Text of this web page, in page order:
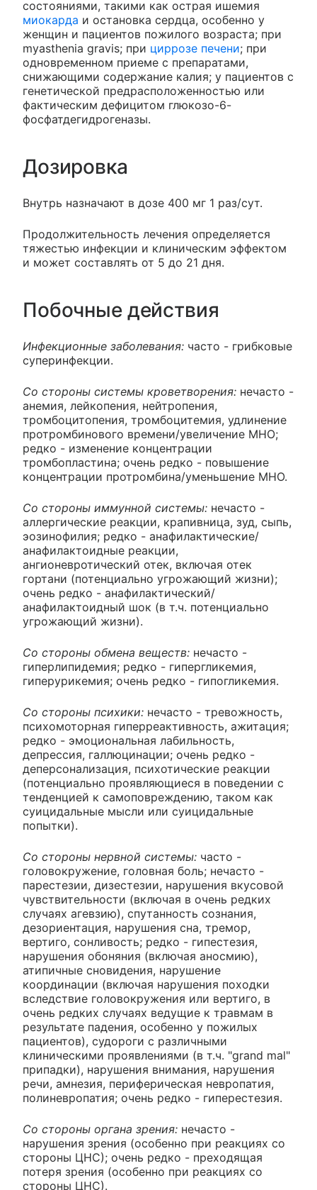
состояниями, такими как острая ишемия
миокарда и остановка сердца, особенно у
женщин и пациентов пожилого возраста; при
myasthenia gravis; при циррозе печени; при
одновременном приеме с препаратами,
снижающими содержание калия; у пациентов с
генетической предрасположенностью или
фактическим дефицитом глюкозо-6-
фосфатдегидрогеназы.
Дозировка
Внутрь назначают в дозе 400 мг 1 раз/сут.
Продолжительность лечения определяется
тяжестью инфекции и клиническим эффектом
и может составлять от 5 до 21 дня.
Побочные действия
Инфекционные заболевания: часто - грибковые
суперинфекции.
Со стороны системы кроветворения: нечасто -
анемия, лейкопения, нейтропения,
тромбоцитопения, тромбоцитемия, удлинение
протромбинового времени/увеличение МНО;
редко - изменение концентрации
тромбопластина; очень редко - повышение
концентрации протромбина/уменьшение МНО.
Со стороны иммунной системы: нечасто -
аллергические реакции, крапивница, зуд, сыпь,
эозинофилия; редко - анафилактические/
анафилактоидные реакции,
ангионевротический отек, включая отек
гортани (потенциально угрожающий жизни);
очень редко - анафилактический/
анафилактоидный шок (в т.ч. потенциально
угрожающий жизни).
Со стороны обмена веществ: нечасто -
гиперлипидемия; редко - гипергликемия,
гиперурикемия; очень редко - гипогликемия.
Со стороны психики: нечасто - тревожность,
психомоторная гиперреактивность, ажитация;
редко - эмоциональная лабильность,
депрессия, галлюцинации; очень редко -
деперсонализация, психотические реакции
(потенциально проявляющиеся в поведении с
тенденцией к самоповреждению, таком как
суицидальные мысли или суицидальные
попытки).
Со стороны нервной системы: часто -
головокружение, головная боль; нечасто -
парестезии, дизестезии, нарушения вкусовой
чувствительности (включая в очень редких
случаях агевзию), спутанность сознания,
дезориентация, нарушения сна, тремор,
вертиго, сонливость; редко - гипестезия,
нарушения обоняния (включая аносмию),
атипичные сновидения, нарушение
координации (включая нарушения походки
вследствие головокружения или вертиго, в
очень редких случаях ведущие к травмам в
результате падения, особенно у пожилых
пациентов), судороги с различными
клиническими проявлениями (в т.ч. "grand mal"
припадки), нарушения внимания, нарушения
речи, амнезия, периферическая невропатия,
полиневропатия; очень редко - гиперестезия.
Со стороны органа зрения: нечасто -
нарушения зрения (особенно при реакциях со
стороны ЦНС); очень редко - преходящая
потеря зрения (особенно при реакциях со
стороны ЦНС).